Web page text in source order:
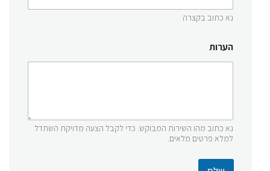
נא כתוב בקצרה
הערות
נא כתוב מהו השירות המבוקש. כדי לקבל הצעה מדויקת השתדל
למלא פרטים מלאים.